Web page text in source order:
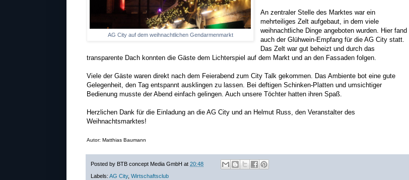
AG City auf dem weihnachtlichen Gendarmenmarkt
An zentraler Stelle des Marktes war ein
mehrteiliges Zelt aufgebaut, in dem viele
weihnachtliche Dinge angeboten wurden. Hier fand
auch der Glühwein-Empfang für die AG City statt.
Das Zelt war gut beheizt und durch das
transparente Dach konnten die Gäste dem Lichterspiel auf dem Markt und an den Fassaden folgen.
Viele der Gäste waren direkt nach dem Feierabend zum City Talk gekommen. Das Ambiente bot eine gute
Gelegenheit, den Tag entspannt ausklingen zu lassen. Bei deftigen Schinken-Platten und umsichtiger
Bedienung musste der Abend einfach gelingen. Auch unsere Töchter hatten ihren Spaß.
Herzlichen Dank für die Einladung an die AG City und an Helmut Russ, den Veranstalter des
Weihnachtsmarktes!
Autor: Matthias Baumann
Posted by BTB concept Media GmbH at 20:48
Labels: AG City, Wirtschaftsclub